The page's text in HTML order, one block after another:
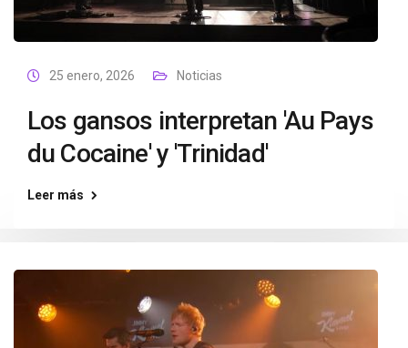
25 enero, 2026 Noticias
Los gansos interpretan 'Au Pays
du Cocaine' y 'Trinidad'
Leer más